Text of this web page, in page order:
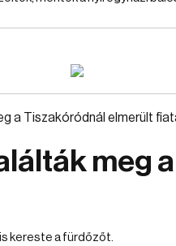
meg
kereste a fürdőzőt.